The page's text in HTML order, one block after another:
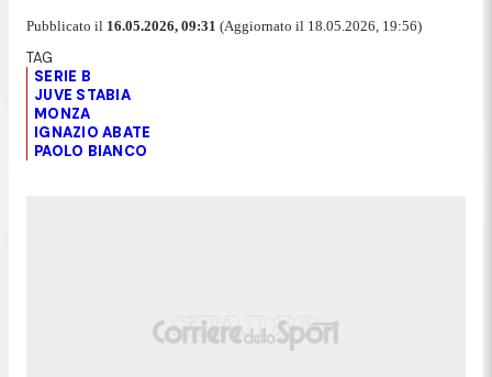
Pubblicato il 16.05.2026, 09:31 (Aggiornato il 18.05.2026, 19:56)
SERIE B
JUVE STABIA
MONZA
IGNAZIO ABATE
PAOLO BIANCO